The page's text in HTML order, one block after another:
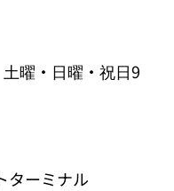
曜・日曜・祝日9
ターミナル